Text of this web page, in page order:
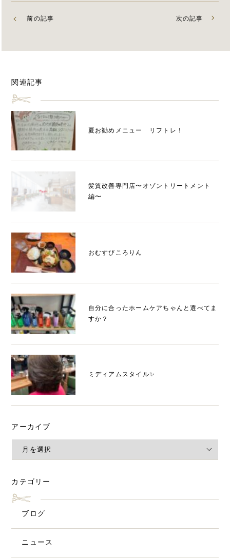
前の記事 次の記事
関連記事
夏お勧めメニュー リフトレ！
髪質改善専門店〜オゾントリートメント
編〜
おむすびころりん
自分に合ったホームケアちゃんと選べてま
すか？
ミディアムスタイル✨
アーカイブ
カテゴリー
ブログ
ニュース